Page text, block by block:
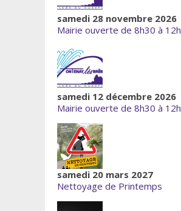
samedi 28 novembre 2026
Mairie ouverte de 8h30 à 12h
samedi 12 décembre 2026
Mairie ouverte de 8h30 à 12h
samedi 20 mars 2027
Nettoyage de Printemps